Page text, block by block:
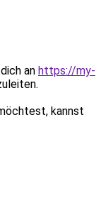
an https://my-
kannst